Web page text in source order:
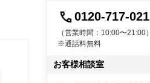
0120-717-021
（営業時間：10:00〜21:00）
※通話料無料
お客様相談室